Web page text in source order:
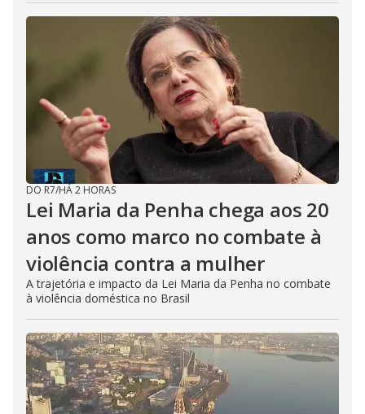
DO R7/HÁ 2 HORAS
Lei Maria da Penha chega aos 20
anos como marco no combate à
violência contra a mulher
A trajetória e impacto da Lei Maria da Penha no combate
à violência doméstica no Brasil